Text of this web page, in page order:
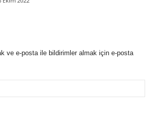
ve e-posta ile bildirimler almak için e-posta